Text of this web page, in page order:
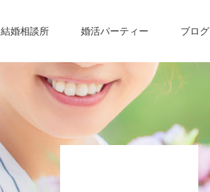
結婚相談所 婚活パーティー ブログ